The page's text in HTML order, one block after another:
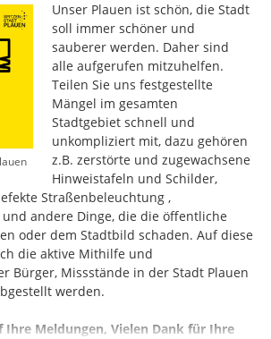
Unser Plauen ist schön, die Stadt
soll immer schöner und
sauberer werden. Daher sind
alle aufgerufen mitzuhelfen.
Teilen Sie uns festgestellte
Mängel im gesamten
Stadtgebiet schnell und
unkompliziert mit, dazu gehören
z.B. zerstörte und zugewachsene
Hinweistafeln und Schilder,
Straßenbeleuchtung ,
andere Dinge, die die öffentliche
oder dem Stadtbild schaden. Auf diese
die aktive Mithilfe und
Bürger, Missstände in der Stadt Plauen
werden.
Ihre Meldungen, Vielen Dank für Ihre